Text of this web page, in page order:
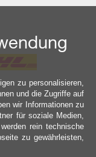
zu personalisieren,
und die Zugriffe auf
wir Informationen zu
für soziale Medien,
rein technische
zu gewährleisten,